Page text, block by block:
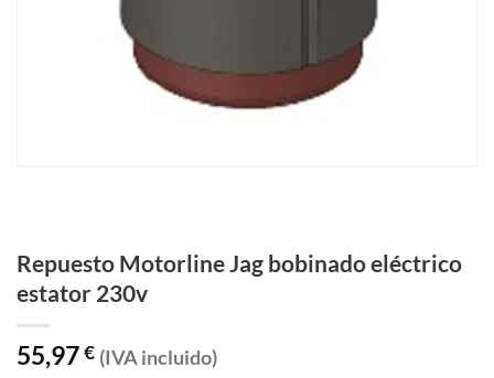
Repuesto Motorline Jag bobinado eléctrico
estator 230v
55,97€ (IVA incluido)